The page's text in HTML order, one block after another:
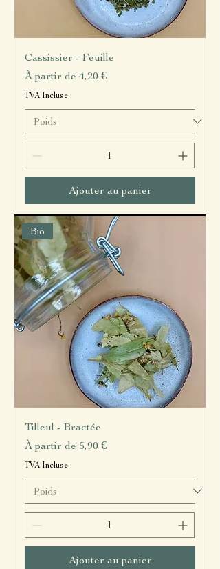
Cassissier - Feuille
À partir de4,20 €
Prix promotionnel
TVA Incluse
Ajouter au panier
Bio
Tilleul - Bractée
À partir de 5,90 €
Prix promotionnel
TVA Incluse
Ajouter au panier